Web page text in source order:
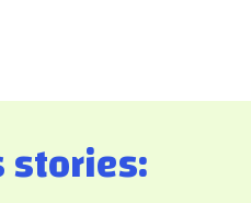
stories: